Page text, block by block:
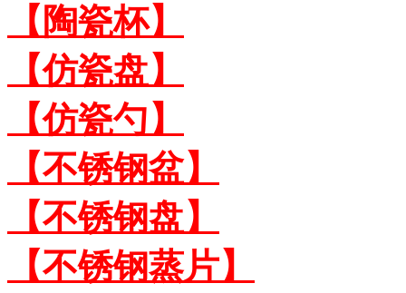
【陶瓷杯】
【仿瓷盘】
【仿瓷勺】
【不锈钢盆】
【不锈钢盘】
【不锈钢蒸片】